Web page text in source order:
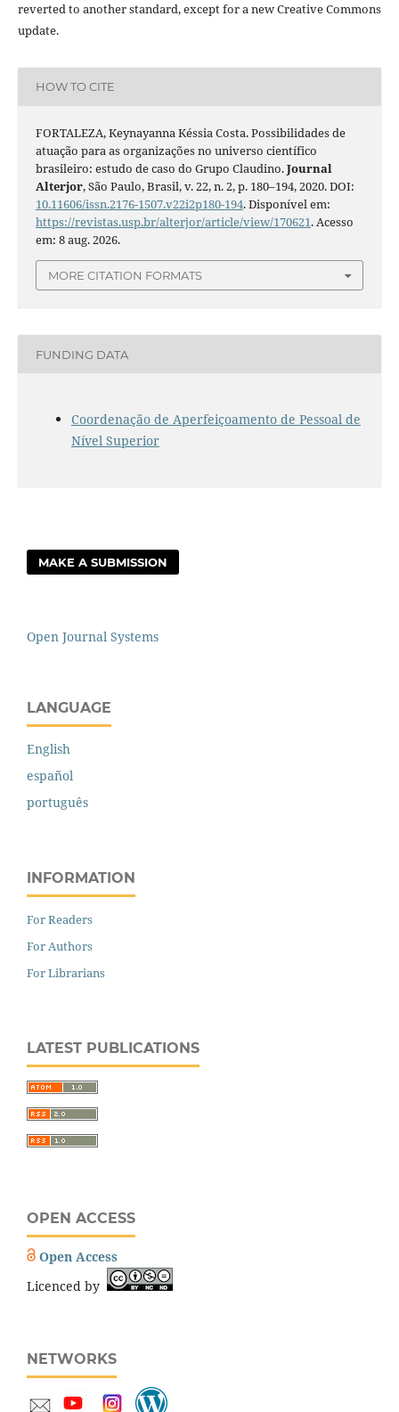
reverted to another standard, except for a new Creative Commons
update.
HOW TO CITE
FORTALEZA, Keynayanna Késsia Costa. Possibilidades de
atuação para as organizações no universo científico
brasileiro: estudo de caso do Grupo Claudino.Journal
Alterjor, São Paulo, Brasil, v. 22, n. 2, p. 180–194, 2020. DOI:
10.11606/issn.2176-1507.v22i2p180-194. Disponível em:
https://revistas.usp.br/alterjor/article/view/170621. Acesso
em: 8 aug. 2026.
MORE CITATION FORMATS
FUNDING DATA
Coordenação de Aperfeiçoamento de Pessoal de
Nível Superior
MAKE A SUBMISSION
Open Journal Systems
LANGUAGE
English
español
português
INFORMATION
For Readers
For Authors
For Librarians
LATEST PUBLICATIONS
OPEN ACCESS
Open Access
Licenced by
NETWORKS